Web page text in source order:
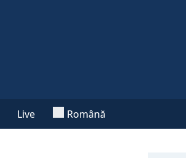
Live Română